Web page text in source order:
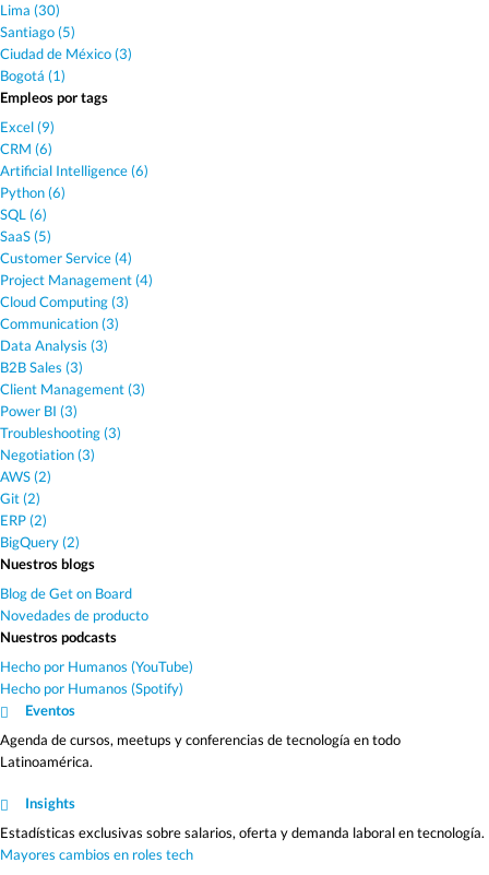
Lima (30)
Santiago (5)
Ciudad de México (3)
Bogotá (1)
Empleos por tags
Excel (9)
CRM (6)
Artificial Intelligence (6)
Python (6)
SQL (6)
SaaS (5)
Customer Service (4)
Project Management (4)
Cloud Computing (3)
Communication (3)
Data Analysis (3)
B2B Sales (3)
Client Management (3)
Power BI (3)
Troubleshooting (3)
Negotiation (3)
AWS (2)
Git (2)
ERP (2)
BigQuery (2)
Nuestros blogs
Blog de Get on Board
Novedades de producto
Nuestros podcasts
Hecho por Humanos (YouTube)
Hecho por Humanos (Spotify)
Eventos
Agenda de cursos, meetups y conferencias de tecnología en todo
Latinoamérica.
Insights
Estadísticas exclusivas sobre salarios, oferta y demanda laboral en tecnología.
Mayores cambios en roles tech